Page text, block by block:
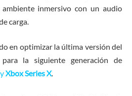
inmersivo con un audio
carga.
en optimizar la última versión del
la siguiente generación de
yXbox Series X.